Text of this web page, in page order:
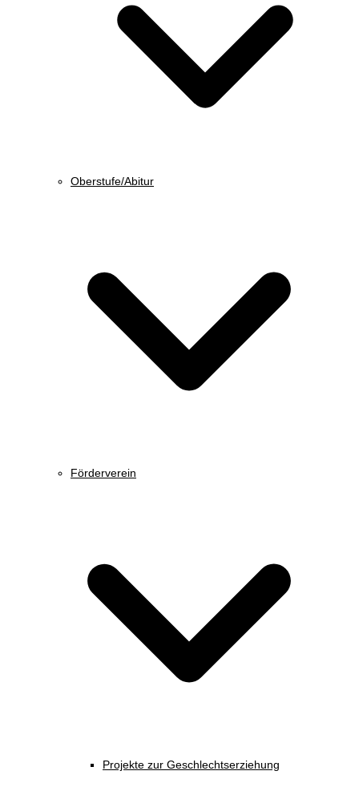
Oberstufe/Abitur
Förderverein
Projekte zur Geschlechtserziehung